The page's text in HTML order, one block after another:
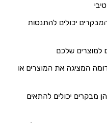
יכולים להתנסות
למוצרים שלכם
המציגה את המוצרים או
מבקרים יכולים להתאים